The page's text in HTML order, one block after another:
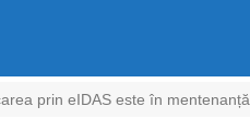
prin eIDAS este în mentenanță.